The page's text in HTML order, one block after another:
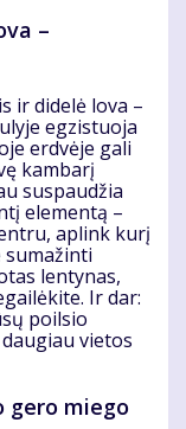
–
ir didelė lova –
egzistuoja
erdvėje gali
kambarį
suspaudžia
elementą –
aplink kurį
sumažinti
lentynas,
Ir dar:
poilsio
vietos
gero miego